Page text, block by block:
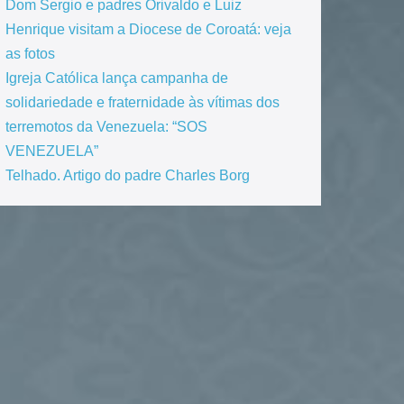
Dom Sergio e padres Orivaldo e Luiz
Henrique visitam a Diocese de Coroatá: veja
as fotos
Igreja Católica lança campanha de
solidariedade e fraternidade às vítimas dos
terremotos da Venezuela: “SOS
VENEZUELA”
Telhado. Artigo do padre Charles Borg